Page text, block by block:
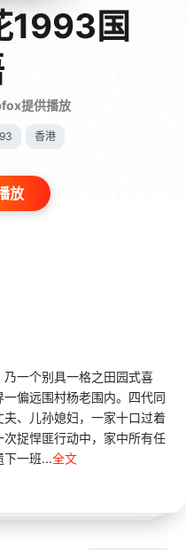
1993国
提供播放
香港
放
一个别具一格之田园式喜
偏远围村杨老围内。四代同
、儿孙媳妇，一家十口过着
捉悍匪行动中，家中所有任
下一班...全文